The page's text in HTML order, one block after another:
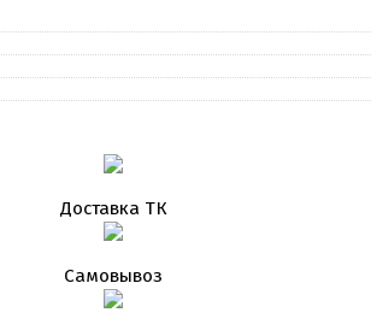
Доставка ТК
Самовывоз